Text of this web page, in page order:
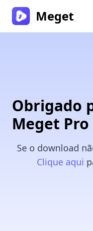
Meget
Obrigado
Meget
Se o download
Clique aqui